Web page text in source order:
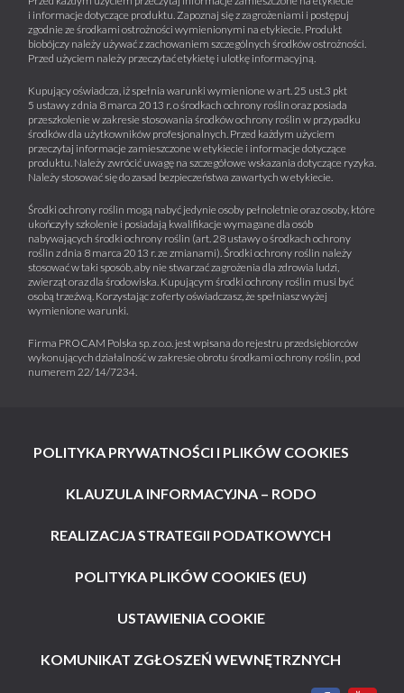
i informacje dotyczące produktu. Zapoznaj się z zagrożeniami i postępuj
zgodnie ze środkami ostrożności wymienionymi na etykiecie. Produkt
biobójczy należy używać z zachowaniem szczególnych środków ostrożności.
Przed użyciem należy przeczytać etykietę i ulotkę informacyjną.
Kupujący oświadcza, iż spełnia warunki wymienione w art. 25 ust.3 pkt
5 ustawy z dnia 8 marca 2013 r. o środkach ochrony roślin oraz posiada
przeszkolenie w zakresie stosowania środków ochrony roślin w przypadku
środków dla użytkowników profesjonalnych. Przed każdym użyciem
przeczytaj informacje zamieszczone w etykiecie i informacje dotyczące
produktu. Należy zwrócić uwagę na szczegółowe wskazania dotyczące ryzyka.
Należy stosować się do zasad bezpieczeństwa zawartych w etykiecie.
Środki ochrony roślin mogą nabyć jedynie osoby pełnoletnie oraz osoby, które
ukończyły szkolenie i posiadają kwalifikacje wymagane dla osób
nabywających środki ochrony roślin (art. 28 ustawy o środkach ochrony
roślin z dnia 8 marca 2013 r. ze zmianami). Środki ochrony roślin należy
stosować w taki sposób, aby nie stwarzać zagrożenia dla zdrowia ludzi,
zwierząt oraz dla środowiska. Kupującym środki ochrony roślin musi być
osobą trzeźwą. Korzystając z oferty oświadczasz, że spełniasz wyżej
wymienione warunki.
Firma PROCAM Polska sp. z o.o. jest wpisana do rejestru przedsiębiorców
wykonujących działalność w zakresie obrotu środkami ochrony roślin, pod
numerem 22/14/7234.
POLITYKA PRYWATNOŚCI I PLIKÓW COOKIES
KLAUZULA INFORMACYJNA – RODO
REALIZACJA STRATEGII PODATKOWYCH
POLITYKA PLIKÓW COOKIES (EU)
USTAWIENIA COOKIE
KOMUNIKAT ZGŁOSZEŃ WEWNĘTRZNYCH